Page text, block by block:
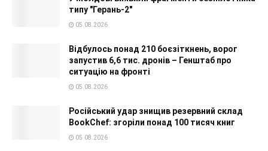
типу "Герань-2"
05.08.2026
Відбулось понад 210 боєзіткнень, ворог
запустив 6,6 тис. дронів – Генштаб про
ситуацію на фронті
05.08.2026
Російський удар знищив резервний склад
BookChef: згоріли понад 100 тисяч книг
05.08.2026